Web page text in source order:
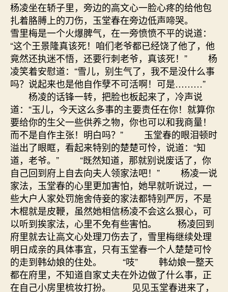
杨凌坐在轿子里，旁边的高文心一脸心疼的给他包
扎着胳膊上的刀伤，玉堂春在旁边低声啼哭。
雪里梅是一个火爆脾气，在一旁愤愤不平的说道：
“这个王景隆真该死！咱们老爷都已经饶了他了，他
竟然还执迷不悟，还要行刺老爷，真该死！” 杨
凌笑着安慰道：“雪儿，别生气了，我不是没什么事
吗？说起来也是他自作孽不可活啊！可是………”
杨凌的话锋一转，把脸也板起来了，冷声说
道：“玉儿，今天这么多事的主要责任在你！就算你
要给你的生父一些供养之物，你也可以和我商量！
而不是自作主张！明白吗？” 玉堂春的眼泪顿时
溢出了眼眶，看起来特别的楚楚可怜，说道：“知
道，老爷。” “既然知道，那就别说废话了，你
自己回到府上自去向夫人领家法吧！” 杨凌一说
家法，玉堂春的心里更加害怕，她早就听说过，一
些大户人家处罚施舍侍妾的家法都特别严厉，不是
木棍就是皮鞭，虽然她相信杨凌不会这么狠心，可
以听到挨家法，心里不免有些害怕。 杨凌回到
府里就去让高文心处理刀伤去了，雪里梅继续处理
明日成亲的具体事宜，只有玉堂春一个人楚楚可怜
的走到韩幼娘的住处。 “吱” 韩幼娘一整天
都在府里，不知道自家丈夫在外边做了什么事，正
在自己小房里梳妆打扮。 见见玉堂春进来了，